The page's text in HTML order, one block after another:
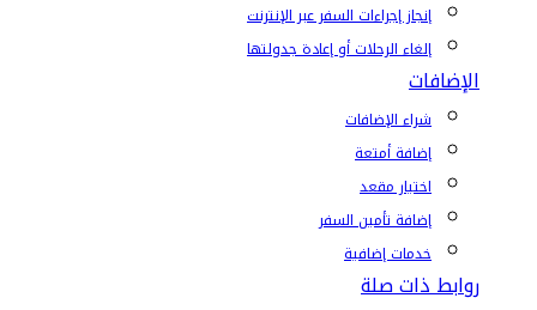
إنجاز إجراءات السفر عبر الإنترنت
إلغاء الرحلات أو إعادة جدولتها
الإضافات
شراء الإضافات
إضافة أمتعة
اختيار مقعد
إضافة تأمين السفر
خدمات إضافية
روابط ذات صلة